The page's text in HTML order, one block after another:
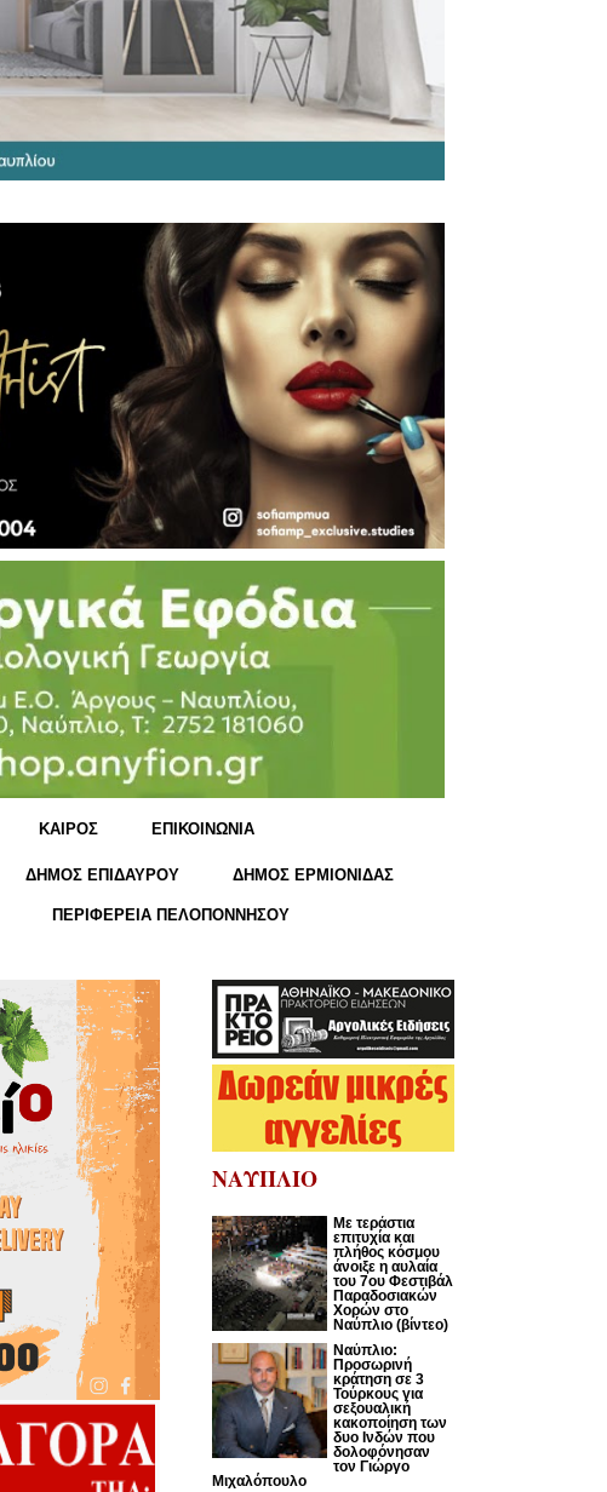
KΑΙΡΟΣ ΕΠΙΚΟΙΝΩΝΙΑ
ΔΗΜΟΣ ΕΠΙΔΑΥΡΟΥ ΔΗΜΟΣ ΕΡΜΙΟΝΙΔΑΣ
ΠΕΡΙΦΕΡΕΙΑ ΠΕΛΟΠΟΝΝΗΣΟΥ
ΝΑΥΠΛΙΟ
Με τεράστια
επιτυχία και
πλήθος κόσμου
άνοιξε η αυλαία
του 7ου Φεστιβάλ
Παραδοσιακών
Χορών στο
Ναύπλιο (βίντεο)
Ναύπλιο:
Προσωρινή
κράτηση σε 3
Τούρκους για
σεξουαλική
κακοποίηση των
δυο Ινδών που
δολοφόνησαν
τον Γιώργο
Μιχαλόπουλο